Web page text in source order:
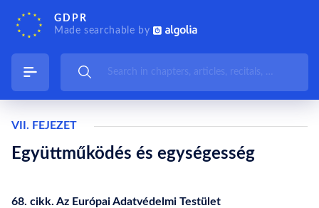
GDPR
Made searchable by
VII. FEJEZET
Együttműködés és egységesség
68. cikk. Az Európai Adatvédelmi Testület